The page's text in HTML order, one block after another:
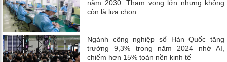
năm 2030: Tham vọng lớn nhưng không
còn là lựa chọn
Ngành công nghiệp số Hàn Quốc tăng
trưởng 9,3% trong năm 2024 nhờ AI,
chiếm hơn 15% toàn nền kinh tế